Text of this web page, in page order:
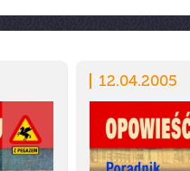
12.04.2005